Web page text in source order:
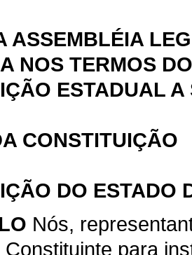
ASSEMBLÉIA
NOS TERMOS
ESTADUAL A
CONSTITUIÇÃO
DO ESTADO
Nós,
para